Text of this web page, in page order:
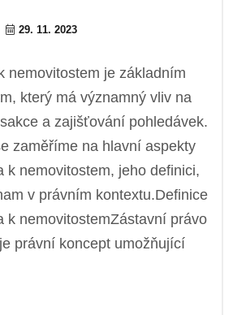
29. 11. 2023
nemovitostem je základním
který má významný vliv na
a zajišťování pohledávek.
zaměříme na hlavní aspekty
k nemovitostem, jeho definici,
v právním kontextu.Definice
k nemovitostemZástavní právo
právní koncept umožňující